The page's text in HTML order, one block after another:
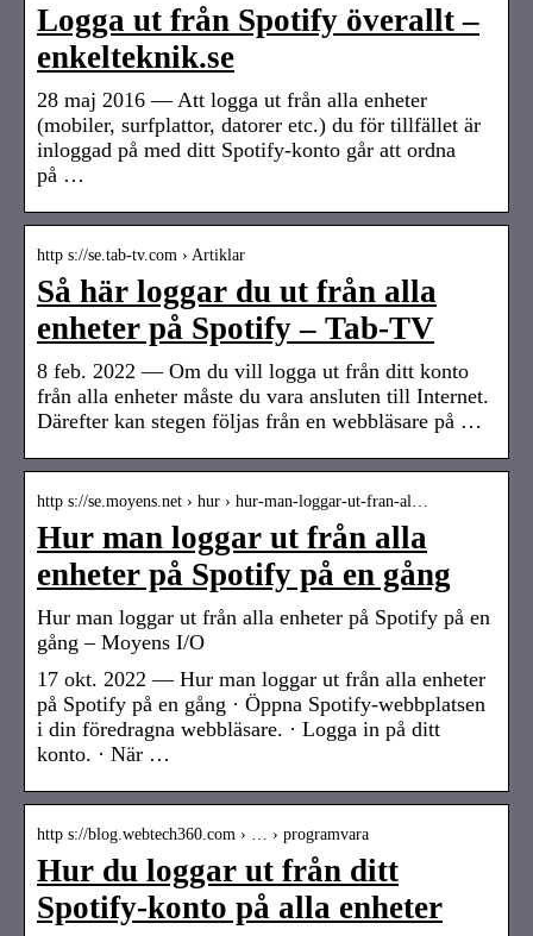
Logga ut från Spotify överallt –
enkelteknik.se
28 maj 2016 — Att logga ut från alla enheter
(mobiler, surfplattor, datorer etc.) du för tillfället är
inloggad på med ditt Spotify-konto går att ordna
på …
http s://se.tab-tv.com › Artiklar
Så här loggar du ut från alla
enheter på Spotify – Tab-TV
8 feb. 2022 — Om du vill logga ut från ditt konto
från alla enheter måste du vara ansluten till Internet.
Därefter kan stegen följas från en webbläsare på …
http s://se.moyens.net › hur › hur-man-loggar-ut-fran-al…
Hur man loggar ut från alla
enheter på Spotify på en gång
Hur man loggar ut från alla enheter på Spotify på en
gång – Moyens I/O
17 okt. 2022 — Hur man loggar ut från alla enheter
på Spotify på en gång · Öppna Spotify-webbplatsen
i din föredragna webbläsare. · Logga in på ditt
konto. · När …
http s://blog.webtech360.com › … › programvara
Hur du loggar ut från ditt
Spotify-konto på alla enheter